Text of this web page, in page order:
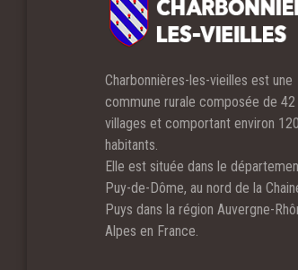
Charbonnières-les-vieilles est une
commune rurale composée de 42
villages et comportant environ
habitants.
Elle est située dans le
Puy-de-Dôme, au nord de la
Puys dans la région Auvergne-
Alpes en France.